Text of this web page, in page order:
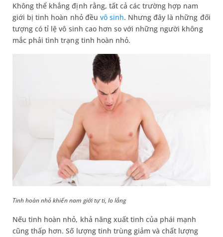
Không thể khẳng định rằng, tất cả các trường hợp nam
giới bị tinh hoàn nhỏ đều vô sinh. Nhưng đây là những đối
tượng có tỉ lệ vô sinh cao hơn so với những người không
mắc phải tình trạng tinh hoàn nhỏ.
Tinh hoàn nhỏ khiến nam giới tự ti, lo lắng
Nếu tinh hoàn nhỏ, khả năng xuất tinh của phái mạnh
cũng thấp hơn. Số lượng tinh trùng giảm và chất lượng